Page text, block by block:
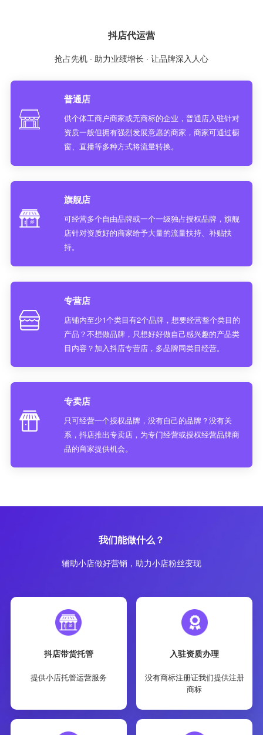
抖店代运营
抢占先机 · 助力业绩增长 · 让品牌深入人心
普通店
供个体工商户商家或无商标的企业，普通店入驻针对
资质一般但拥有强烈发展意愿的商家，商家可通过橱
窗、直播等多种方式将流量转换。
旗舰店
可经营多个自由品牌或一个一级独占授权品牌，旗舰
店针对资质好的商家给予大量的流量扶持、补贴扶
持。
专营店
店铺内至少1个类目有2个品牌，想要经营整个类目的
产品？不想做品牌，只想好好做自己感兴趣的产品类
目内容？加入抖店专营店，多品牌同类目经营。
专卖店
只可经营一个授权品牌，没有自己的品牌？没有关
系，抖店推出专卖店，为专门经营或授权经营品牌商
品的商家提供机会。
我们能做什么？
辅助小店做好营销，助力小店粉丝变现
抖店带货托管
提供小店托管运营服务
入驻资质办理
没有商标注册证我们提供注册
商标